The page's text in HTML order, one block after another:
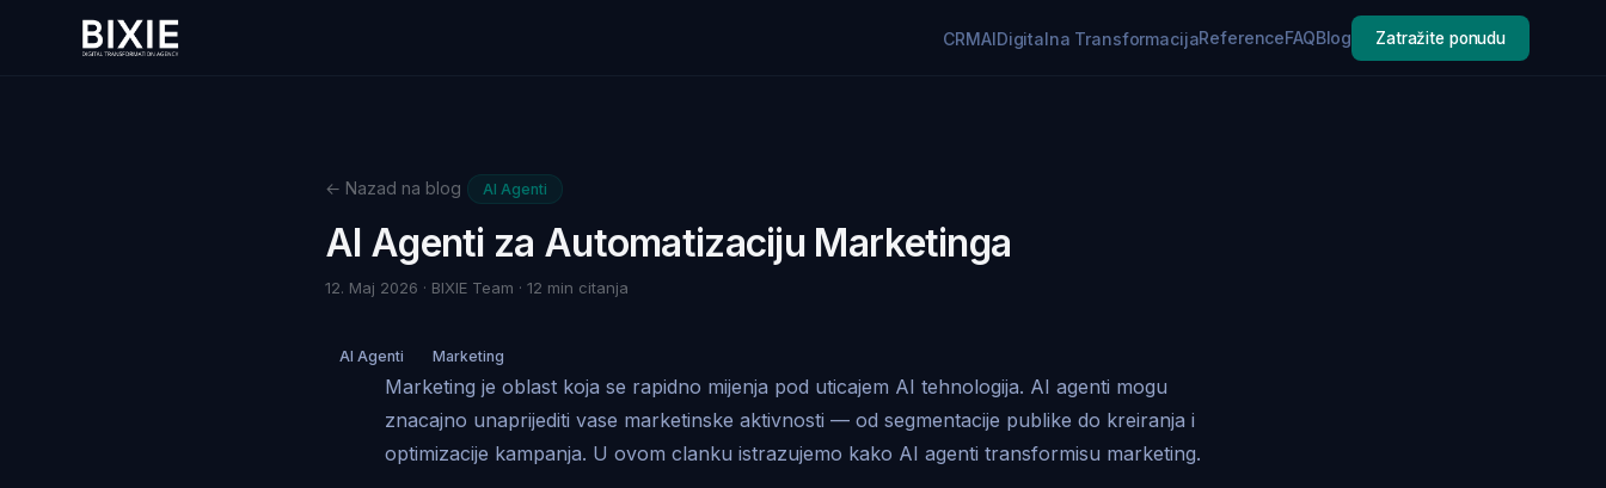
CRMAIDigitalna TransformacijaReferenceFAQBlog Zatražite ponudu
← Nazad na blog AI Agenti
AI Agenti za Automatizaciju Marketinga
12. Maj 2026 · BIXIE Team · 12 min citanja
AI Agenti Marketing
Marketing je oblast koja se rapidno mijenja pod uticajem AI tehnologija. AI agenti mogu
znacajno unaprijediti vase marketinske aktivnosti — od segmentacije publike do kreiranja i
optimizacije kampanja. U ovom clanku istrazujemo kako AI agenti transformisu marketing.